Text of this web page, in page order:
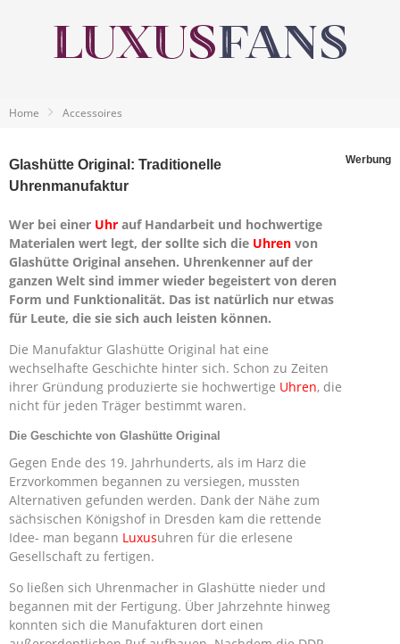
Home Accessoires
Glashütte Original: Traditionelle
Uhrenmanufaktur
Werbung
Wer bei einer Uhr auf Handarbeit und hochwertige
Materialen wert legt, der sollte sich die Uhren von
Glashütte Original ansehen. Uhrenkenner auf der
ganzen Welt sind immer wieder begeistert von deren
Form und Funktionalität. Das ist natürlich nur etwas
für Leute, die sie sich auch leisten können.
Die Manufaktur Glashütte Original hat eine
wechselhafte Geschichte hinter sich. Schon zu Zeiten
ihrer Gründung produzierte sie hochwertige Uhren, die
nicht für jeden Träger bestimmt waren.
Die Geschichte von Glashütte Original
Gegen Ende des 19. Jahrhunderts, als im Harz die
Erzvorkommen begannen zu versiegen, mussten
Alternativen gefunden werden. Dank der Nähe zum
sächsischen Königshof in Dresden kam die rettende
Idee- man begann Luxusuhren für die erlesene
Gesellschaft zu fertigen.
So ließen sich Uhrenmacher in Glashütte nieder und
begannen mit der Fertigung. Über Jahrzehnte hinweg
konnten sich die Manufakturen dort einen